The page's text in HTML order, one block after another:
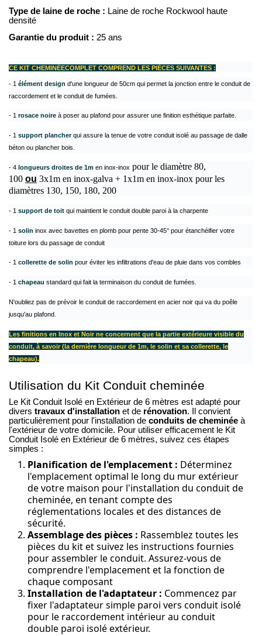
Type de laine de roche : Laine de roche Rockwool haute
densité
Garantie du produit : 25 ans
CE KIT CHEMINÉECOMPLET COMPREND LES PIÈCES SUIVANTES :
- 1 élément design d'une longueur de 50cm qui permet la jonction entre le conduit de
raccordement et le conduit de fumées.
- 1 rosace noire à poser au plafond pour assurer une finition esthétique parfaite.
- 1 support plancherqui assure la tenue de votre conduit isolé au passage de dalle
béton ou plancher bois.
- 4 longueurs droites de 1m en inox-inox pour le diamètre 80,
100 ou 3x1m en inox-galva + 1x1m en inox-inox pour les
diamètres 130, 150, 180, 200
- 1 support de toit qui maintient le conduit double paroi à la charpente
- 1 solin inox avec bavettes en plomb pour pente 30-45° pour étanchéifier votre
toiture lors du passage de conduit
- 1 collerette de solin pour éviter les infiltrations d'eau de pluie dans vos combles
- 1 chapeau standard qui fait la terminaison du conduit de fumées.
N'oubliez pas de prévoir le conduit de raccordement en acier noir qui va du poêle
jusqu'au plafond.
Les finitions en Inox et Noir ne concernent que la partie extérieure visible du
conduit, à savoir (la dernière longueur de 1m, le solin et sa collerette, le
chapeau).
Utilisation du Kit Conduit cheminée
Le Kit Conduit Isolé en Extérieur de 6 mètres est adapté pour
divers travaux d'installation et de rénovation. Il convient
particulièrement pour l'installation de conduits de cheminée à
l'extérieur de votre domicile. Pour utiliser efficacement le Kit
Conduit Isolé en Extérieur de 6 mètres, suivez ces étapes
simples :
Planification de l'emplacement : Déterminez
l'emplacement optimal le long du mur extérieur
de votre maison pour l'installation du conduit de
cheminée, en tenant compte des
réglementations locales et des distances de
sécurité.
Assemblage des pièces : Rassemblez toutes les
pièces du kit et suivez les instructions fournies
pour assembler le conduit. Assurez-vous de
comprendre l'emplacement et la fonction de
chaque composant
Installation de l'adaptateur : Commencez par
fixer l'adaptateur simple paroi vers conduit isolé
pour le raccordement intérieur au conduit
double paroi isolé extérieur.